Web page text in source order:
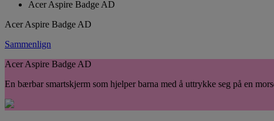
Acer Aspire Badge AD
Acer Aspire Badge AD
Sammenlign
Acer Aspire Badge AD
En bærbar smartskjerm som hjelper barna med å uttrykke seg på en